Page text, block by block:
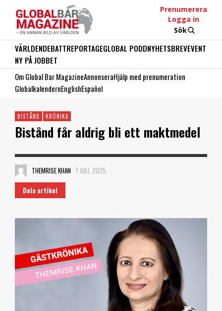
Prenumerera
Logga in
Sök
VÄRLDENDEBATTREPORTAGEGLOBAL PODDNYHETSBREVEVENT
NY PÅ JOBBET
Om Global Bar MagazineAnnonseraHjälp med prenumeration
GlobalkalendernEnglishEspañol
BISTÅND KRÖNIKA
Bistånd får aldrig bli ett maktmedel
THEMRISE KHAN 7 JULI, 2025
Dela artikel